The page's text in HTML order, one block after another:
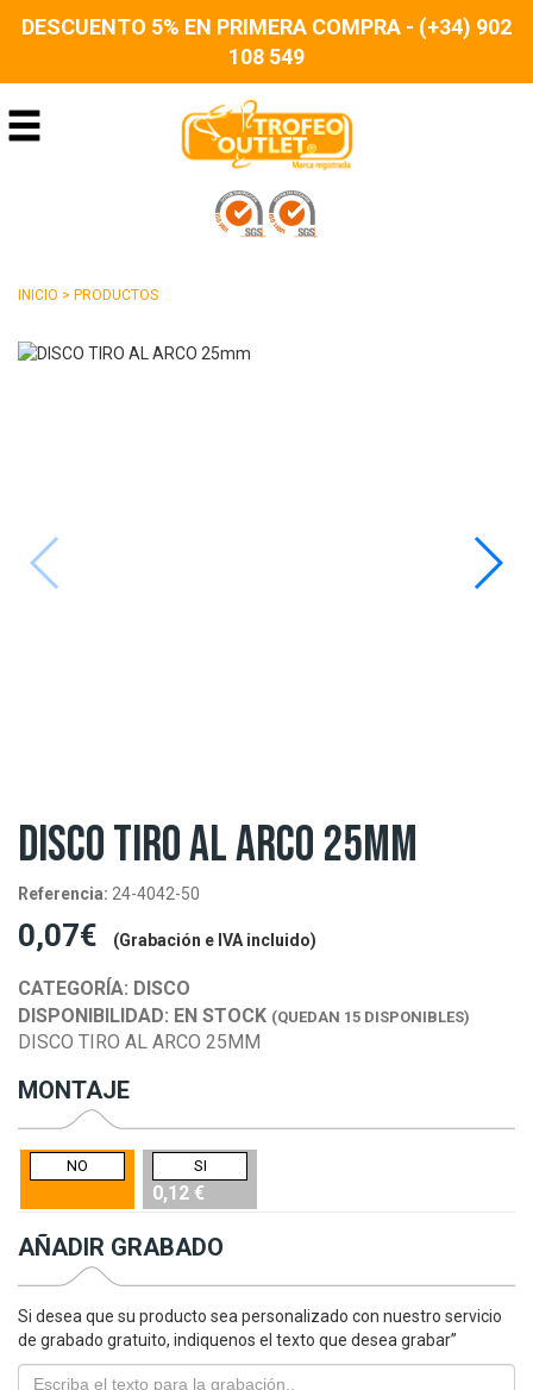
DESCUENTO 5% EN PRIMERA COMPRA - (+34) 902
108 549
INICIO > PRODUCTOS
DISCO TIRO AL ARCO 25MM
Referencia: 24-4042-50
0,07€ (Grabación e IVA incluido)
CATEGORÍA: DISCO
DISPONIBILIDAD: EN STOCK (QUEDAN 15 DISPONIBLES)
DISCO TIRO AL ARCO 25MM
MONTAJE
NO SI
0,12 €
AÑADIR GRABADO
Si desea que su producto sea personalizado con nuestro servicio
de grabado gratuito, indiquenos el texto que desea grabar”